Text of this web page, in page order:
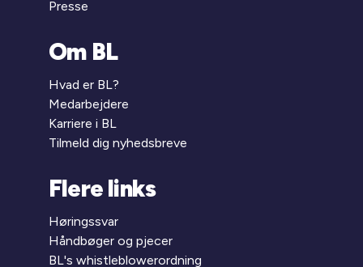
Presse
Om BL
Hvad er BL?
Medarbejdere
Karriere i BL
Tilmeld dig nyhedsbreve
Flere links
Høringssvar
Håndbøger og pjecer
BL's whistleblowerordning